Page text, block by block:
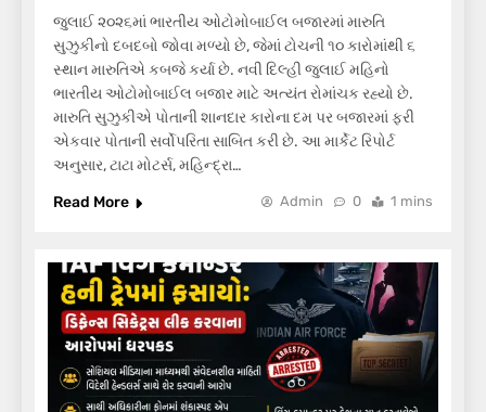
જુલાઈ ૨૦૨૬માં ભારતીય ઓટોમોબાઈલ બજારમાં મારુતિ
સુઝુકીનો દબદબો જોવા મળ્યો છે, જેમાં ટોચની ૧૦ કારોમાંથી ૬
સ્થાન મારુતિએ કબજે કર્યા છે. નવી દિલ્હી જુલાઈ મહિનો
ભારતીય ઓટોમોબાઈલ બજાર માટે અત્યંત રોમાંચક રહ્યો છે.
મારુતિ સુઝુકીએ પોતાની શાનદાર કારોના દમ પર બજારમાં ફરી
એકવાર પોતાની સર્વોપરિતા સાબિત કરી છે. આ માર્કેટ રિપોર્ટ
અનુસાર, ટાટા મોટર્સ, મહિન્દ્રા…
Read More
Admin 0 1 mins